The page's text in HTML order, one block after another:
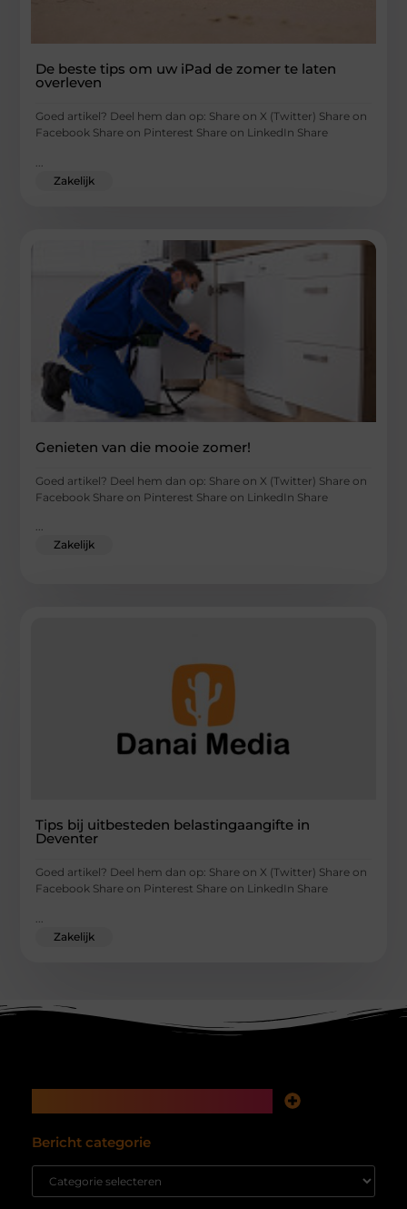
De beste tips om uw iPad de zomer te laten
overleven
Goed artikel? Deel hem dan op: Share on X (Twitter) Share on
Facebook Share on Pinterest Share on LinkedIn Share
Zakelijk
Genieten van die mooie zomer!
Goed artikel? Deel hem dan op: Share on X (Twitter) Share on
Facebook Share on Pinterest Share on LinkedIn Share
...
Zakelijk
Tips bij uitbesteden belastingaangifte in
Deventer
Goed artikel? Deel hem dan op: Share on X (Twitter) Share on
Facebook Share on Pinterest Share on LinkedIn Share
Zakelijk
Bericht categorie